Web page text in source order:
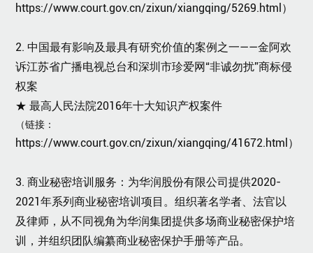
https://www.court.gov.cn/zixun/xiangqing/5269.html）
2. 中国最有影响及最具有研究价值的案例之一——金阿欢
诉江苏省广播电视总台和深圳市珍爱网“非诚勿扰”商标侵
权案
★最高人民法院2016年十大知识产权案件
（链接：
https://www.court.gov.cn/zixun/xiangqing/41672.html）
3. 商业秘密培训服务：为华润股份有限公司提供2020-
2021年系列商业秘密培训项目。组织著名学者、法官以
及律师，从不同视角为华润集团提供多场商业秘密保护培
训，并组织团队编纂商业秘密保护手册等产品。